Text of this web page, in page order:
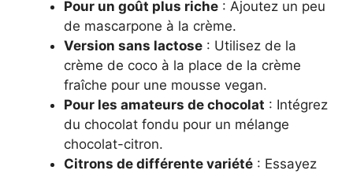
Pour un goût plus riche : Ajoutez un peu
de mascarpone à la crème.
Version sans lactose : Utilisez de la
crème de coco à la place de la crème
fraîche pour une mousse vegan.
Pour les amateurs de chocolat : Intégrez
du chocolat fondu pour un mélange
chocolat-citron.
Citrons de différente variété : Essayez